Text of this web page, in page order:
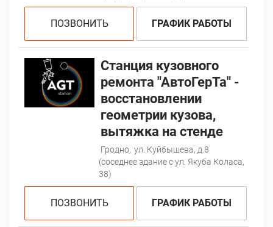
ПОЗВОНИТЬ ГРАФИК РАБОТЫ
Станция кузовного
ремонта "АвтоГерТа" -
восстановлении
геометрии кузова,
вытяжка на стенде
Гродно, ул. Куйбышева, д.8
(соседнее здание с ул. Якуба Коласа,
38)
ПОЗВОНИТЬ ГРАФИК РАБОТЫ